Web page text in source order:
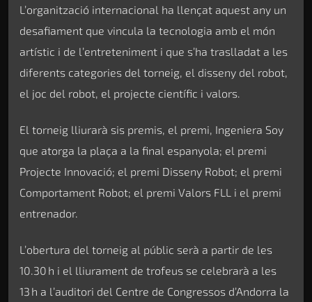
L’organització internacional ha llençat aquest any un
desafiament que vincula la tecnologia amb el món
artístic i de l’entreteniment i que s’ha traslladat a les
diferents categories del torneig, el disseny del robot,
el joc del robot, el projecte científic i valors.
El torneig lliurarà sis premis, el premi, Ingeniera Soy
que atorga la plaça a la final espanyola; el premi
Projecte Innovació; el premi Disseny Robot; el premi
Comportament Robot; el premi Valors FLL i el premi
entrenador.
L’obertura del torneig al públic serà a partir de les
10.30 h i el lliurament de trofeus se celebrarà a les
13 h a l’auditori del Centre de Congressos d’Andorra la